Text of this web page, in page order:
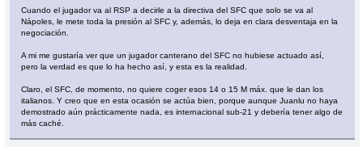
Cuando el jugador va al RSP a decirle a la directiva del SFC que solo se va al
Nápoles, le mete toda la presión al SFC y, además, lo deja en clara desventaja en la
negociación.
A mi me gustaría ver que un jugador canterano del SFC no hubiese actuado así,
pero la verdad es que lo ha hecho así, y esta es la realidad.
Claro, el SFC, de momento, no quiere coger esos 14 o 15 M máx. que le dan los
italianos. Y creo que en esta ocasión se actúa bien, porque aunque Juanlu no haya
demostrado aún prácticamente nada, es internacional sub-21 y debería tener algo de
más caché.